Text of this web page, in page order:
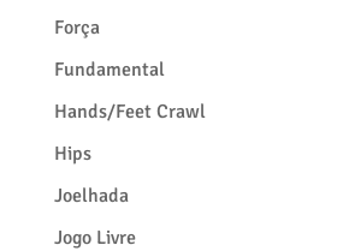
Força
Fundamental
Hands/Feet Crawl
Hips
Joelhada
Jogo Livre